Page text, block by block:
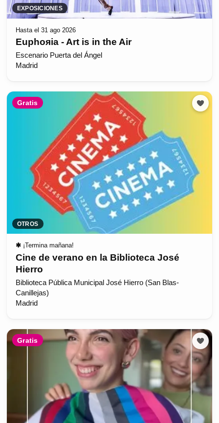
EXPOSICIONES
Hasta el 31 ago 2026
Euphoяia - Art is in the Air
Escenario Puerta del Ángel
Madrid
Gratis
OTROS
✱ ¡Termina mañana!
Cine de verano en la Biblioteca José
Hierro
Biblioteca Pública Municipal José Hierro (San Blas-
Canillejas)
Madrid
Gratis